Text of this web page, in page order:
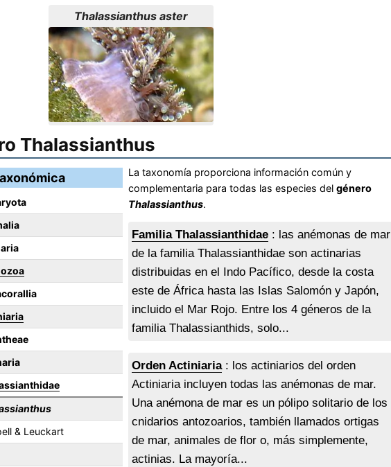
Thalassianthus aster
Thalassianthus
& Leuckart
La taxonomía proporciona información común y
complementaria para todas las especies delgénero
Thalassianthus.
Familia Thalassianthidae : las anémonas de mar
de la familia Thalassianthidae son actinarias
distribuidas en el Indo Pacífico, desde la costa
este de África hasta las Islas Salomón y Japón,
incluido el Mar Rojo. Entre los 4 géneros de la
familia Thalassianthids, solo...
Orden Actiniaria: los actiniarios del orden
Actiniaria incluyen todas las anémonas de mar.
Una anémona de mar es un pólipo solitario de los
cnidarios antozoarios, también llamados ortigas
de mar, animales de flor o, más simplemente,
actinias. La mayoría...